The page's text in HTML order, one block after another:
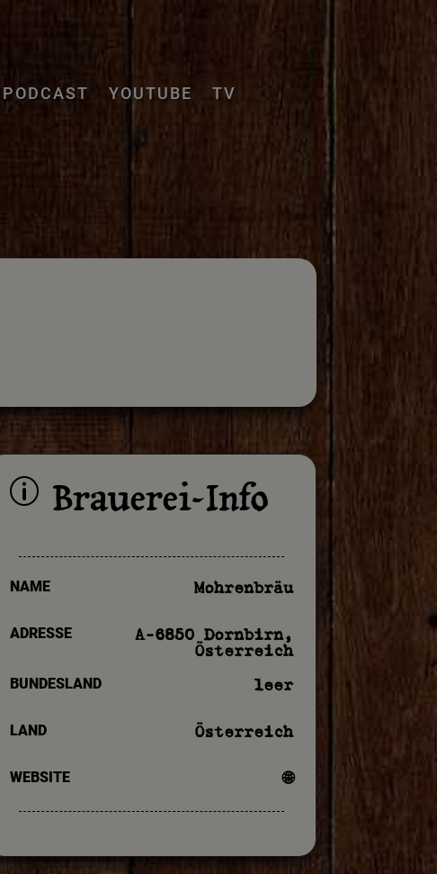
PODCAST YOUTUBE TV
p Brauerei-Info
NAME Mohrenbräu
ADRESSE
A-6850 Dornbirn,
Österreich
BUNDESLAND leer
LAND Österreich
WEBSITE 🌐